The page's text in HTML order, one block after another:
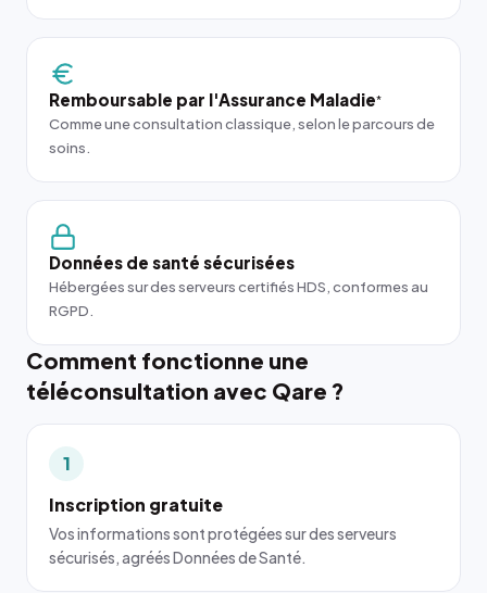
Remboursable par l'Assurance Maladie*
Comme une consultation classique, selon le parcours de
soins.
Données de santé sécurisées
Hébergées sur des serveurs certifiés HDS, conformes au
RGPD.
Comment fonctionne une
téléconsultation avec Qare ?
1
Inscription gratuite
Vos informations sont protégées sur des serveurs
sécurisés, agréés Données de Santé.